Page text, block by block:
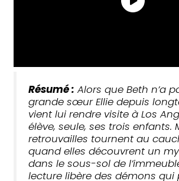
Résumé : Alors que Beth n’a
grande sœur Ellie depuis
vient lui rendre visite à Los
élève, seule, ses trois enfants.
retrouvailles tournent au
quand elles découvrent un
dans le sous-sol de
lecture libère des démons qui